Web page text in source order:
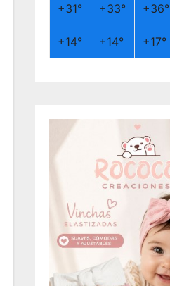
+31° +33° +36°
+14° +14° +17°